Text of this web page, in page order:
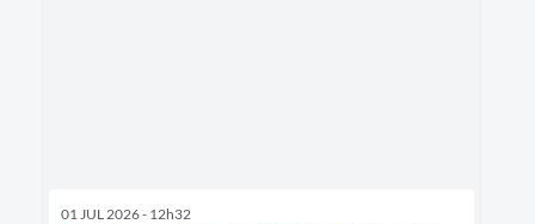
01 JUL 2026 - 12h32